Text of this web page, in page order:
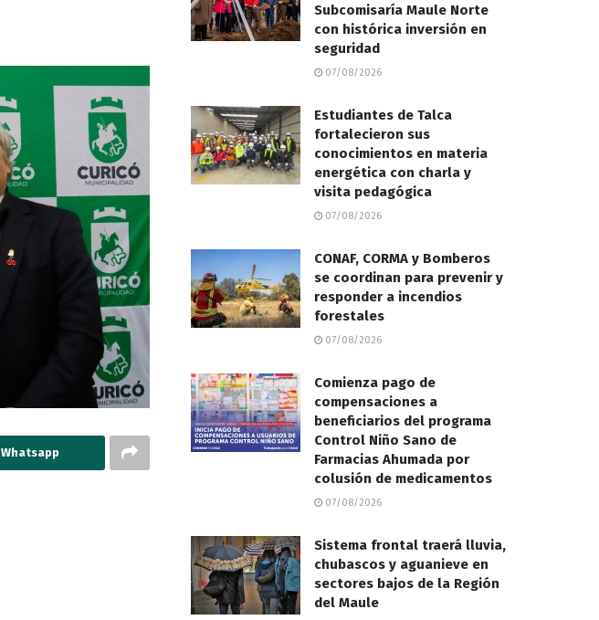
Whatsapp
Subcomisaría Maule Norte
con histórica inversión en
seguridad
07/08/2026
Estudiantes de Talca
fortalecieron sus
conocimientos en materia
energética con charla y
visita pedagógica
07/08/2026
CONAF, CORMA y Bomberos
se coordinan para prevenir y
responder a incendios
forestales
07/08/2026
Comienza pago de
compensaciones a
beneficiarios del programa
Control Niño Sano de
Farmacias Ahumada por
colusión de medicamentos
07/08/2026
Sistema frontal traerá lluvia,
chubascos y aguanieve en
sectores bajos de la Región
del Maule